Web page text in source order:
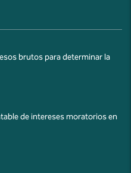
brutos para determinar la
de intereses moratorios en